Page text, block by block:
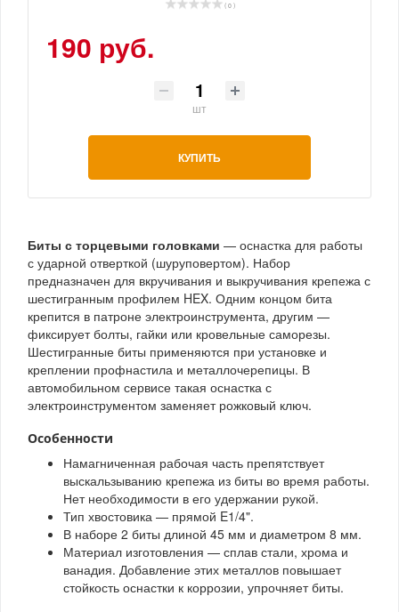
( 0 )
190 руб.
шт
КУПИТЬ
Биты с торцевыми головками — оснастка для работы
с ударной отверткой (шуруповертом). Набор
предназначен для вкручивания и выкручивания крепежа с
шестигранным профилем HEX. Одним концом бита
крепится в патроне электроинструмента, другим —
фиксирует болты, гайки или кровельные саморезы.
Шестигранные биты применяются при установке и
креплении профнастила и металлочерепицы. В
автомобильном сервисе такая оснастка с
электроинструментом заменяет рожковый ключ.
Особенности
Намагниченная рабочая часть препятствует
выскальзыванию крепежа из биты во время работы.
Нет необходимости в его удержании рукой.
Тип хвостовика — прямой E1/4".
В наборе 2 биты длиной 45 мм и диаметром 8 мм.
Материал изготовления — сплав стали, хрома и
ванадия. Добавление этих металлов повышает
стойкость оснастки к коррозии, упрочняет биты.